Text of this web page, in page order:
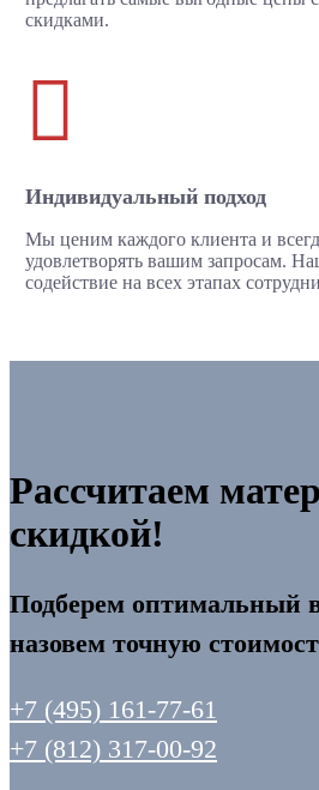
скидками.

Индивидуальный подход
Мы ценим каждого клиента и
удовлетворять вашим запросам.
содействие на всех этапах
Рассчитаем
скидкой!
Подберем оптимальный
назовем точную
+7 (495) 161-77-61
+7 (812) 317-00-92